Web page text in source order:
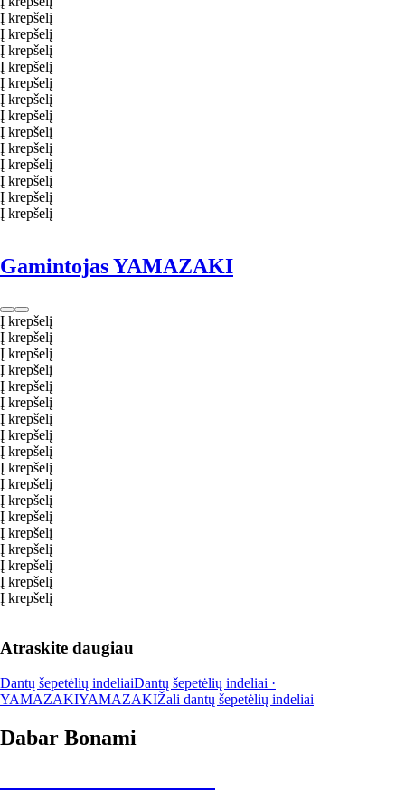
Į krepšelį
Į krepšelį
Į krepšelį
Į krepšelį
Į krepšelį
Į krepšelį
Į krepšelį
Į krepšelį
Į krepšelį
Į krepšelį
Į krepšelį
Į krepšelį
Į krepšelį
Gamintojas YAMAZAKI
Į krepšelį
Į krepšelį
Į krepšelį
Į krepšelį
Į krepšelį
Į krepšelį
Į krepšelį
Į krepšelį
Į krepšelį
Į krepšelį
Į krepšelį
Į krepšelį
Į krepšelį
Į krepšelį
Į krepšelį
Į krepšelį
Į krepšelį
Į krepšelį
Atraskite daugiau
Dantų šepetėlių indeliaiDantų šepetėlių indeliai ·
YAMAZAKIYAMAZAKIŽali dantų šepetėlių indeliai
Dabar Bonami